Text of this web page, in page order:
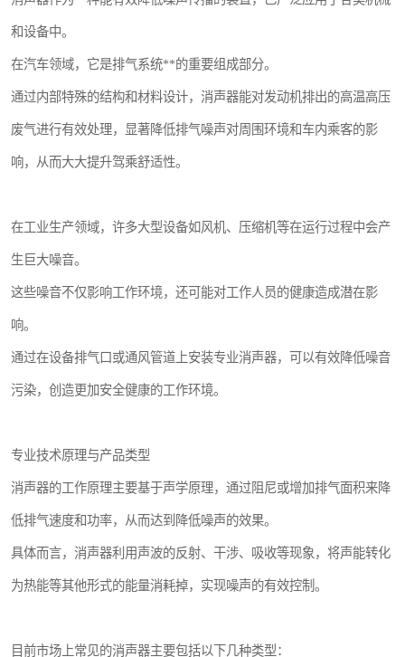
和设备中。
在汽车领域，它是排气系统**的重要组成部分。
通过内部特殊的结构和材料设计，消声器能对发动机排出的高温高压
废气进行有效处理，显著降低排气噪声对周围环境和车内乘客的影
响，从而大大提升驾乘舒适性。
在工业生产领域，许多大型设备如风机、压缩机等在运行过程中会产
生巨大噪音。
这些噪音不仅影响工作环境，还可能对工作人员的健康造成潜在影
响。
通过在设备排气口或通风管道上安装专业消声器，可以有效降低噪音
污染，创造更加安全健康的工作环境。
专业技术原理与产品类型
消声器的工作原理主要基于声学原理，通过阻尼或增加排气面积来降
低排气速度和功率，从而达到降低噪声的效果。
具体而言，消声器利用声波的反射、干涉、吸收等现象，将声能转化
为热能等其他形式的能量消耗掉，实现噪声的有效控制。
目前市场上常见的消声器主要包括以下几种类型：